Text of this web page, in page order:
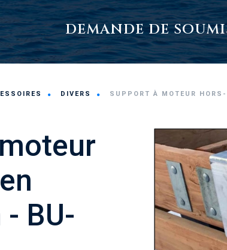
DEMANDE DE
DIVERS SUPPORT À MOTEUR
BU-